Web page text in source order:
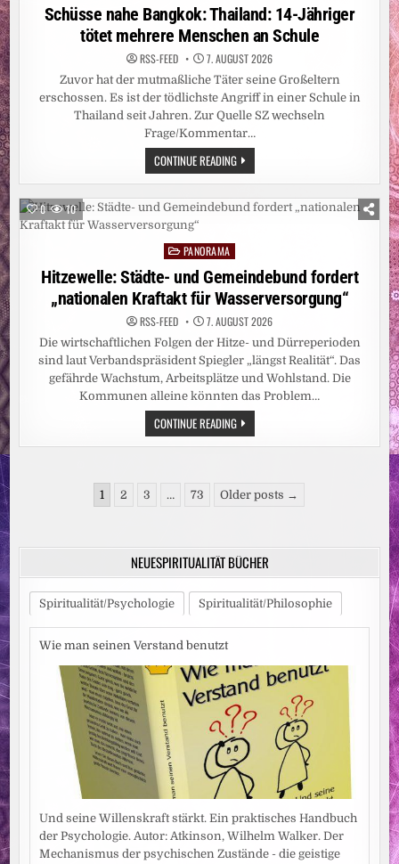
Schüsse nahe Bangkok: Thailand: 14-Jähriger
tötet mehrere Menschen an Schule
RSS-FEED 7. AUGUST 2026
Zuvor hat der mutmaßliche Täter seine Großeltern
erschossen. Es ist der tödlichste Angriff in einer Schule in
Thailand seit Jahren. Zur Quelle SZ wechseln
Frage/Kommentar…
CONTINUE READINGSCHÜSSE
NAHE
BANGKOK:
14-
JÄHRIGER
SCHULE
0 10
PostedPANORAMA
Hitzewelle: Städte- und Gemeindebund fordert
„nationalen Kraftakt für Wasserversorgung“
RSS-FEED 7. AUGUST 2026
Die wirtschaftlichen Folgen der Hitze- und Dürreperioden
sind laut Verbandspräsident Spiegler „längst Realität“. Das
gefährde Wachstum, Arbeitsplätze und Wohlstand. Die
Kommunen alleine könnten das Problem…
CONTINUE READINGHITZEWELLE:
STÄDTE-
UND
KRAFTAKT
FÜR
Seitennummerierung
Beiträge
1 2 3 … 73 Older posts →
NEUESPIRITUALITÄT BÜCHER
Spiritualität/Psychologie Spiritualität/Philosophie
Wie man seinen Verstand benutzt
Und seine Willenskraft stärkt. Ein praktisches Handbuch
der Psychologie. Autor: Atkinson, Wilhelm Walker. Der
Mechanismus der psychischen Zustände - die geistige